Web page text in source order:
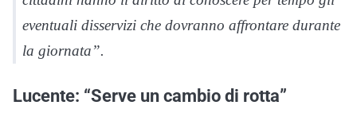
eventuali disservizi che dovranno affrontare durante
la giornata”.
Lucente: “Serve un cambio di rotta”